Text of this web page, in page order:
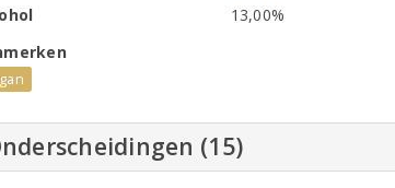
13,00%
(15)